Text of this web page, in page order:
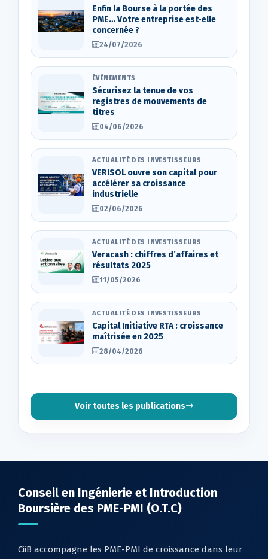
Enfin la Bourse à la portée des
PME… Votre entreprise est-elle
concernée ?
24/07/2026
ÉVÈNEMENTS
Sécurisez la tenue de vos
registres de mouvements de
titres
04/06/2026
ACTUALITÉ DES INVESTISSEURS
VERISOL ouvre son capital pour
accélérer sa croissance
industrielle
02/06/2026
ACTUALITÉ DES INVESTISSEURS
Veracash : chiffres d’affaires et
résultats 2025
11/05/2026
ACTUALITÉ DES INVESTISSEURS
Capital Initiative RTA : croissance
maîtrisée en 2025
28/04/2026
Voir toutes les publications
Conseil en Ingénierie et Introduction
Boursière des PME-PMI (O.T.C)
CiiB accompagne les PME-PMI de croissance dans leur